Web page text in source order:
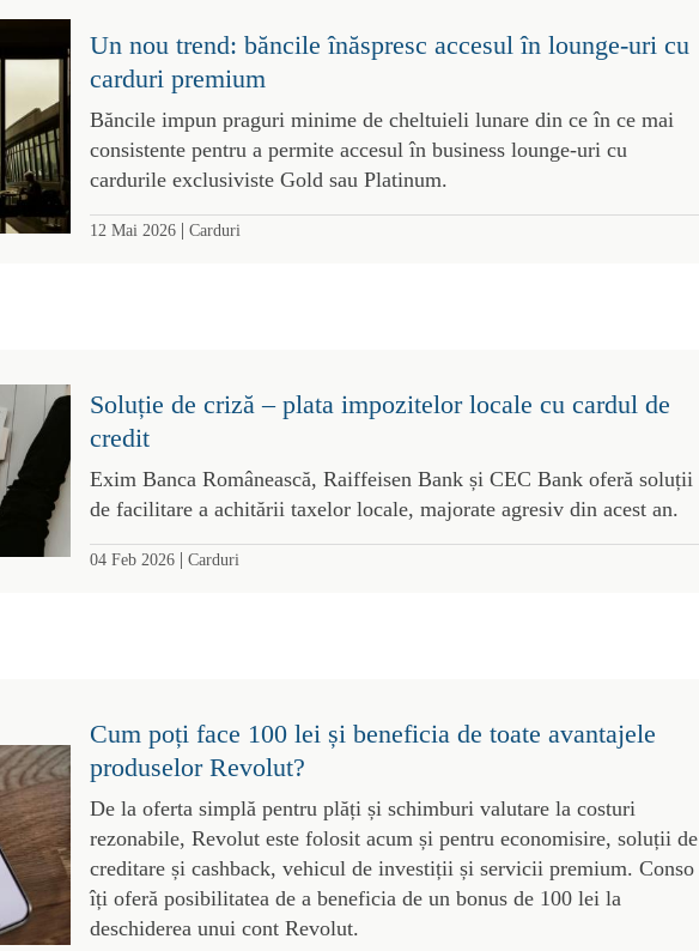
Un nou trend: băncile înăspresc accesul în lounge-uri cu
carduri premium
Băncile impun praguri minime de cheltuieli lunare din ce în ce mai
consistente pentru a permite accesul în business lounge-uri cu
cardurile exclusiviste Gold sau Platinum.
12 Mai 2026| Carduri
Soluție de criză – plata impozitelor locale cu cardul de
credit
Exim Banca Românească, Raiffeisen Bank și CEC Bank oferă soluții
de facilitare a achitării taxelor locale, majorate agresiv din acest an.
04 Feb 2026| Carduri
Cum poți face 100 lei și beneficia de toate avantajele
produselor Revolut?
De la oferta simplă pentru plăți și schimburi valutare la costuri
rezonabile, Revolut este folosit acum și pentru economisire, soluții de
creditare și cashback, vehicul de investiții și servicii premium. Conso
îți oferă posibilitatea de a beneficia de un bonus de 100 lei la
deschiderea unui cont Revolut.